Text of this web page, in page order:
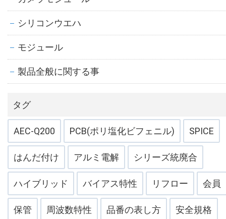
シリコンウエハ
モジュール
製品全般に関する事
タグ
AEC-Q200 PCB(ポリ塩化ビフェニル) SPICE
はんだ付け アルミ電解 シリーズ統廃合
ハイブリッド バイアス特性 リフロー 会員
保管 周波数特性 品番の表し方 安全規格